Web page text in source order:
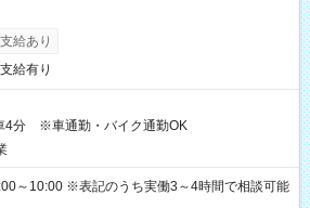
給あり
給有り
4分 ※車通勤・バイク通勤OK
実働3～4時間で相談可能